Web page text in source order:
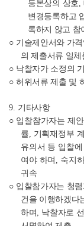
등본상의 상호
변경등록하고
록하지 않고 참
○ 기술제안서와 가격
의 제출서류 일
○ 낙찰자가 소정의
○ 허위서류 제출 및
9. 기타사항
○ 입찰참가자는 제
률
기획재정부
유의서 등 입찰
여야 하며
숙지
귀속
○ 입찰참가자는 청
건을 이행하겠다
하며
낙찰자로